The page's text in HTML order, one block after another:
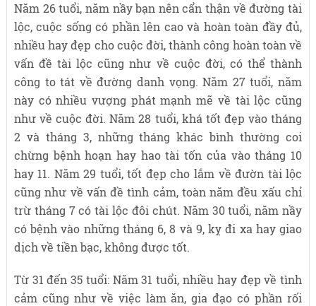
Năm 26 tuổi, năm nầy bạn nên cẩn thận về đường tài
lộc, cuộc sống có phần lên cao và hoàn toàn đầy đủ,
nhiều hay đẹp cho cuộc đời, thành công hoàn toàn về
vấn đề tài lộc cũng như về cuộc đời, có thể thành
công to tát về đường danh vọng. Năm 27 tuổi, năm
này có nhiều vượng phát mạnh mẽ về tài lộc cũng
như về cuộc đời. Năm 28 tuổi, khá tốt đẹp vào tháng
2 và tháng 3, những tháng khác bình thường coi
chừng bệnh hoạn hay hao tài tốn của vào tháng 10
hay 11. Năm 29 tuổi, tốt đẹp cho lắm về đườn tài lộc
cũng như về vấn đề tình cảm, toàn năm đều xấu chỉ
trừ tháng 7 có tài lộc đôi chút. Năm 30 tuổi, năm nầy
có bệnh vào những tháng 6, 8 và 9, kỵ đi xa hay giao
dịch về tiền bạc, không được tốt.
Từ 31 đến 35 tuổi: Năm 31 tuổi, nhiều hay đẹp về tình
cảm cũng như về việc làm ăn, gia đạo có phần rối